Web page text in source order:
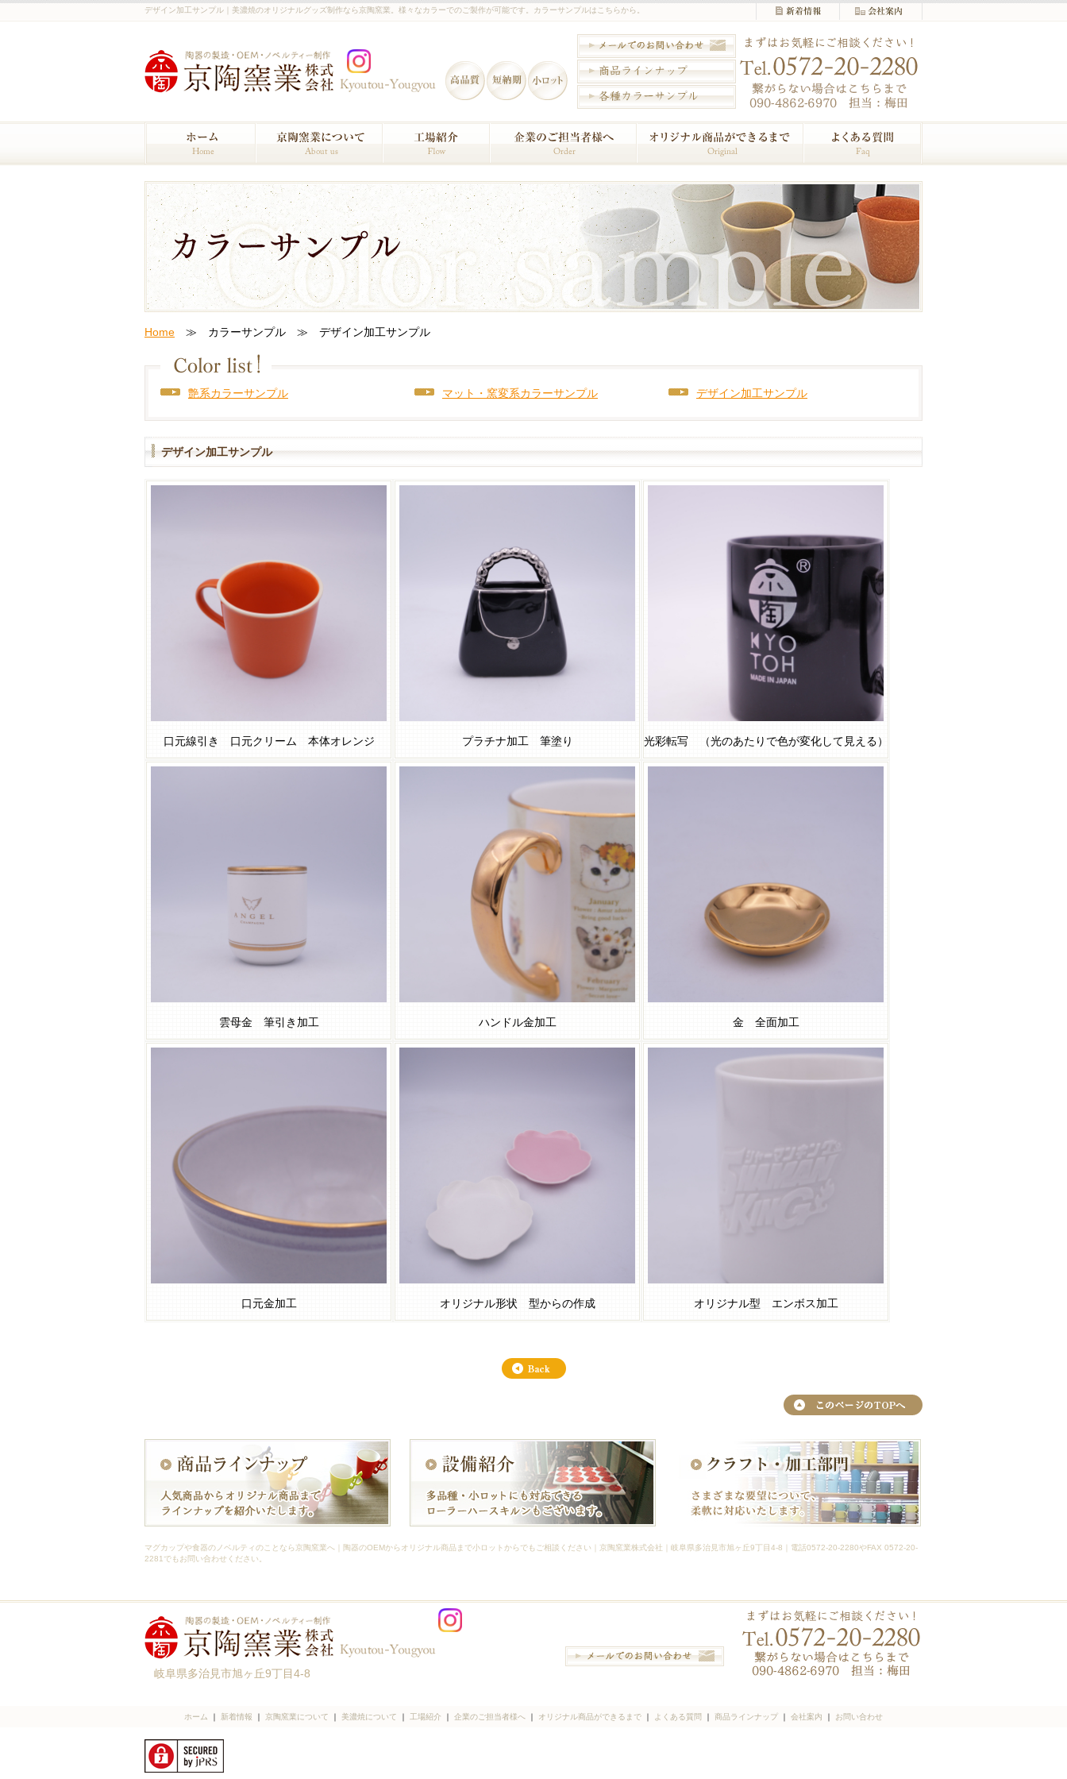
デザイン加工サンプル｜美濃焼のオリジナルグッズ制作なら京陶窯業。様々なカラーでのご製作が可能です。カラーサンプルはこちらから。
Home ≫ カラーサンプル ≫ デザイン加工サンプル
艶系カラーサンプル マット・窯変系カラーサンプル デザイン加工サンプル
デザイン加工サンプル
口元線引き 口元クリーム 本体オレンジ プラチナ加工 筆塗り 光彩転写 （光のあたりで色が変化して見える）
雲母金 筆引き加工 ハンドル金加工 金 全面加工
口元金加工 オリジナル形状 型からの作成 オリジナル型 エンボス加工
マグカップや食器のノベルティのことなら京陶窯業へ｜陶器のOEMからオリジナル商品まで小ロットからでもご相談ください｜京陶窯業株式会社｜岐阜県多治見市旭ヶ丘9丁目4-8｜電話0572-20-2280やFAX 0572-20-
2281でもお問い合わせください。
岐阜県多治見市旭ヶ丘9丁目4-8
ホーム ｜ 新着情報 ｜ 京陶窯業について ｜ 美濃焼について ｜ 工場紹介 ｜ 企業のご担当者様へ ｜ オリジナル商品ができるまで ｜ よくある質問 ｜ 商品ラインナップ ｜ 会社案内 ｜ お問い合わせ